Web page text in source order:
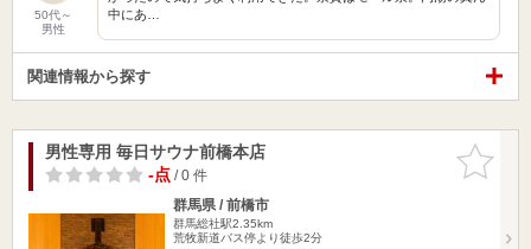
50代～
男性
中にあ…
関連情報から探す
お気に入
りに追加
男性専用 毎日サウナ前橋本店
-点/ 0 件
群馬県 / 前橋市
群馬総社駅2.35km
荒牧新道バス停より徒歩2分